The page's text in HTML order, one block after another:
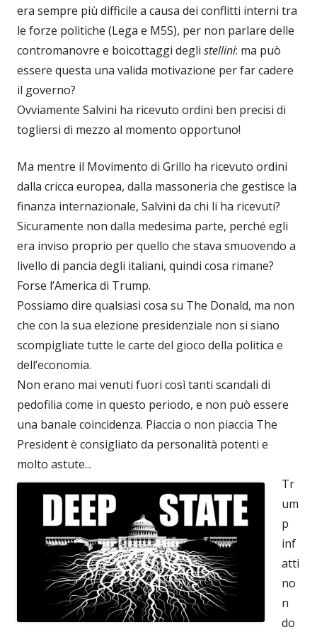
era sempre più difficile a causa dei conflitti interni tra
le forze politiche (Lega e M5S), per non parlare delle
contromanovre e boicottaggi degli stellini: ma può
essere questa una valida motivazione per far cadere
il governo?
Ovviamente Salvini ha ricevuto ordini ben precisi di
togliersi di mezzo al momento opportuno!
Ma mentre il Movimento di Grillo ha ricevuto ordini
dalla cricca europea, dalla massoneria che gestisce la
finanza internazionale, Salvini da chi li ha ricevuti?
Sicuramente non dalla medesima parte, perché egli
era inviso proprio per quello che stava smuovendo a
livello di pancia degli italiani, quindi cosa rimane?
Forse l’America di Trump.
Possiamo dire qualsiasi cosa su The Donald, ma non
che con la sua elezione presidenziale non si siano
scompigliate tutte le carte del gioco della politica e
dell’economia.
Non erano mai venuti fuori così tanti scandali di
pedofilia come in questo periodo, e non può essere
una banale coincidenza. Piaccia o non piaccia The
President è consigliato da personalità potenti e
molto astute...
Tr
um
p
inf
atti
no
n
do